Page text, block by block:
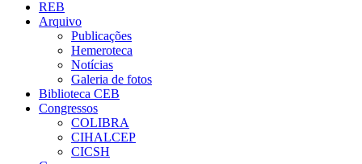
REB
Arquivo
Publicações
Hemeroteca
Notícias
Galeria de fotos
Biblioteca CEB
Congressos
COLIBRA
CIHALCEP
CICSH